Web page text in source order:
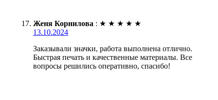
Женя Корнилова : ★ ★ ★ ★ ★
13.10.2024
Заказывали значки, работа выполнена отлично.
Быстрая печать и качественные материалы. Все
вопросы решились оперативно, спасибо!